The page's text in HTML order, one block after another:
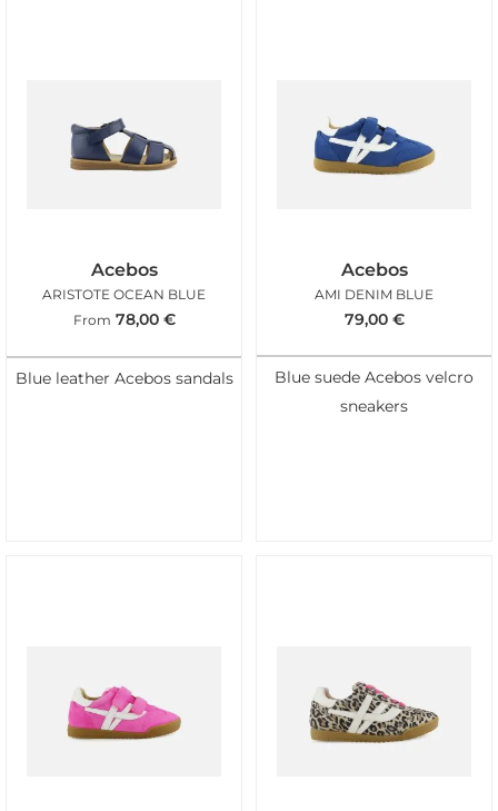
Acebos
ARISTOTE OCEAN BLUE
From 78,00 €
Blue leather Acebos sandals
Acebos
AMI DENIM BLUE
79,00 €
Blue suede Acebos velcro
sneakers